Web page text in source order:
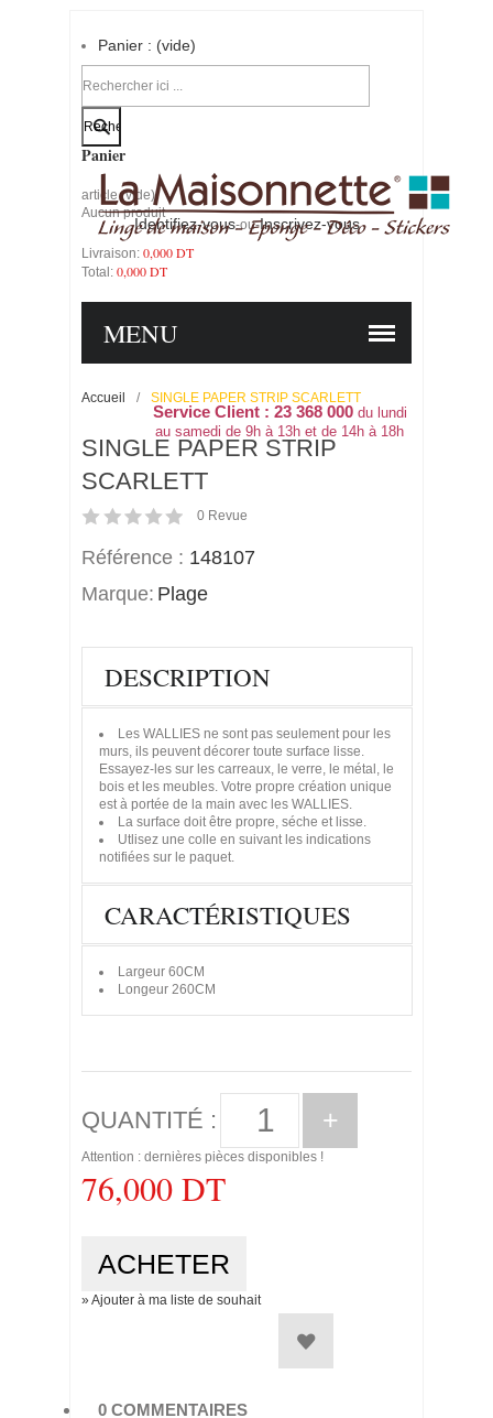
Identifiez-vous-ou-Inscrivez-vous
Panier : (vide)
Votre compte
Panier
article (vide)
Aucun produit
Livraison: 0,000 DT
Total: 0,000 DT
Service Client : 23 368 000du lundi
au samedi de 9h à 13h et de 14h à 18h
MENU
Accueil / SINGLE PAPER STRIP SCARLETT
SINGLE PAPER STRIP
SCARLETT
0 Revue
Référence : 148107
Marque: Plage
DESCRIPTION
Les WALLIES ne sont pas seulement pour les
murs, ils peuvent décorer toute surface lisse.
Essayez-les sur les carreaux, le verre, le métal, le
bois et les meubles. Votre propre création unique
est à portée de la main avec les WALLIES.
La surface doit être propre, séche et lisse.
Utlisez une colle en suivant les indications
notifiées sur le paquet.
CARACTÉRISTIQUES
Largeur 60CM
Longeur 260CM
QUANTITÉ : +
Attention : dernières pièces disponibles !
76,000 DT
» Ajouter à ma liste de souhait
0 COMMENTAIRES